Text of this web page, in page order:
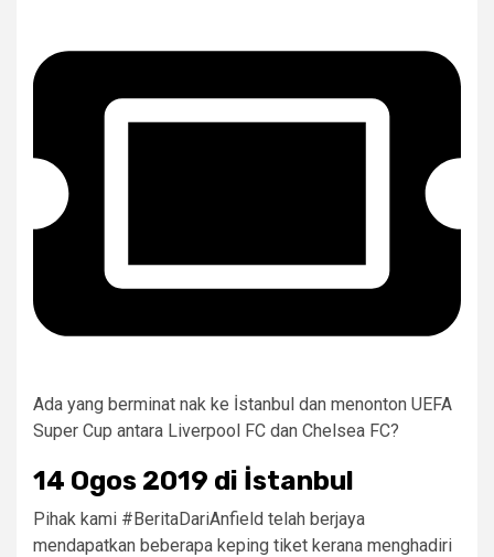
Ada yang berminat nak ke İstanbul dan menonton UEFA
Super Cup antara Liverpool FC dan Chelsea FC?
14 Ogos 2019 di İstanbul
Pihak kami #BeritaDariAnfield telah berjaya
mendapatkan beberapa keping tiket kerana menghadiri